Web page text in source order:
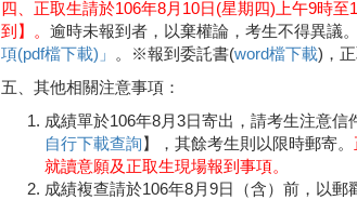
四、正取生請於106年8月10日(星期四)上午9時
到】。 逾時未報到者，以棄權論，考生不得異議
項(pdf檔下載)」
。※報到委託書(word檔下載)，
五、其他相關注意事項：
成績單於106年8月3日寄出，請考生注意
自行下載查詢】，其餘考生則以限時郵寄。
就讀意願及正取生現場報到事項。
成績複查請於106年8月9日（含）前，以